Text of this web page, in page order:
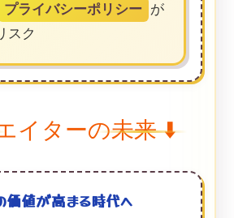
プライバシーポリシー が
スク
イターの未来 ⬇️
価値が高まる時代へ